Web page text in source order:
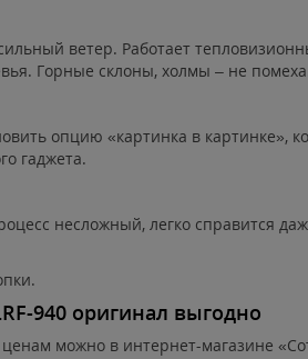
ветер. Работает
Горные склоны, холмы – не
опцию «картинка в картинке»,
гаджета.
несложный, легко справится
940 оригинал выгодно
можно в интернет-магазине